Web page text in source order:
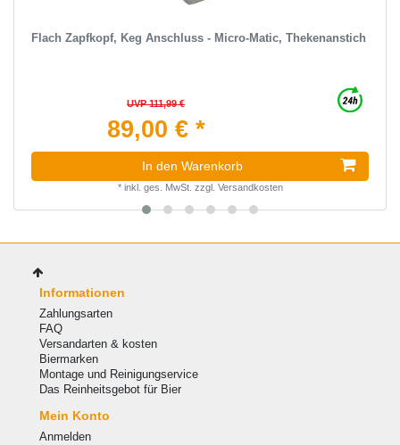
Flach Zapfkopf, Keg Anschluss - Micro-Matic, Thekenanstich
UVP 111,99 €
89,00 € *
In den Warenkorb
* inkl. ges. MwSt. zzgl. Versandkosten
Informationen
Zahlungsarten
FAQ
Versandarten & kosten
Biermarken
Montage und Reinigungservice
Das Reinheitsgebot für Bier
Mein Konto
Anmelden